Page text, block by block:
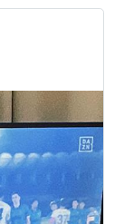
戻って、本
師の方で、